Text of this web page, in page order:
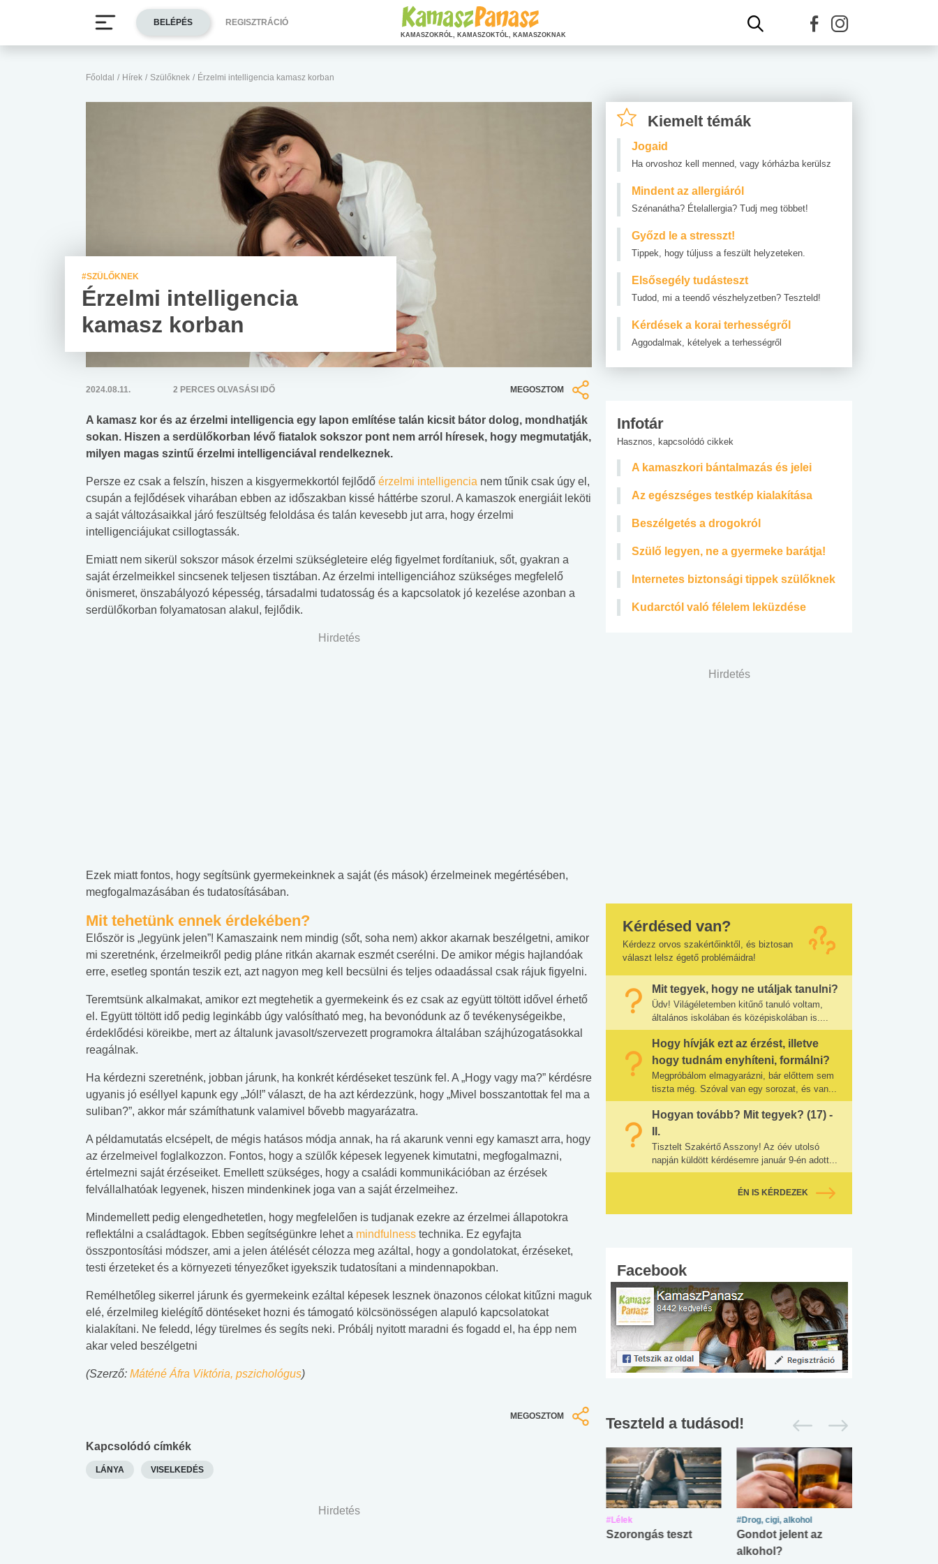
Főoldal / Hírek / Szülőknek / Érzelmi intelligencia kamasz korban
#SZÜLŐKNEK
Érzelmi intelligencia
kamasz korban
2024.08.11. 2 PERCES OLVASÁSI IDŐ MEGOSZTOM
A kamasz kor és az érzelmi intelligencia egy lapon említése talán kicsit bátor dolog, mondhatják
sokan. Hiszen a serdülőkorban lévő fiatalok sokszor pont nem arról híresek, hogy megmutatják,
milyen magas szintű érzelmi intelligenciával rendelkeznek.
Persze ez csak a felszín, hiszen a kisgyermekkortól fejlődő érzelmi intelligencia nem tűnik csak úgy el,
csupán a fejlődések viharában ebben az időszakban kissé háttérbe szorul. A kamaszok energiáit leköti
a saját változásaikkal járó feszültség feloldása és talán kevesebb jut arra, hogy érzelmi
intelligenciájukat csillogtassák.
Emiatt nem sikerül sokszor mások érzelmi szükségleteire elég figyelmet fordítaniuk, sőt, gyakran a
saját érzelmeikkel sincsenek teljesen tisztában. Az érzelmi intelligenciához szükséges megfelelő
önismeret, önszabályozó képesség, társadalmi tudatosság és a kapcsolatok jó kezelése azonban a
serdülőkorban folyamatosan alakul, fejlődik.
Hirdetés
Ezek miatt fontos, hogy segítsünk gyermekeinknek a saját (és mások) érzelmeinek megértésében,
megfogalmazásában és tudatosításában.
Mit tehetünk ennek érdekében?
Először is „legyünk jelen”! Kamaszaink nem mindig (sőt, soha nem) akkor akarnak beszélgetni, amikor
mi szeretnénk, érzelmeikről pedig pláne ritkán akarnak eszmét cserélni. De amikor mégis hajlandóak
erre, esetleg spontán teszik ezt, azt nagyon meg kell becsülni és teljes odaadással csak rájuk figyelni.
Teremtsünk alkalmakat, amikor ezt megtehetik a gyermekeink és ez csak az együtt töltött idővel érhető
el. Együtt töltött idő pedig leginkább úgy valósítható meg, ha bevonódunk az ő tevékenységeikbe,
érdeklődési köreikbe, mert az általunk javasolt/szervezett programokra általában szájhúzogatásokkal
reagálnak.
Ha kérdezni szeretnénk, jobban járunk, ha konkrét kérdéseket teszünk fel. A „Hogy vagy ma?” kérdésre
ugyanis jó eséllyel kapunk egy „Jól!” választ, de ha azt kérdezzünk, hogy „Mivel bosszantottak fel ma a
suliban?”, akkor már számíthatunk valamivel bővebb magyarázatra.
A példamutatás elcsépelt, de mégis hatásos módja annak, ha rá akarunk venni egy kamaszt arra, hogy
az érzelmeivel foglalkozzon. Fontos, hogy a szülők képesek legyenek kimutatni, megfogalmazni,
értelmezni saját érzéseiket. Emellett szükséges, hogy a családi kommunikációban az érzések
felvállalhatóak legyenek, hiszen mindenkinek joga van a saját érzelmeihez.
Mindemellett pedig elengedhetetlen, hogy megfelelően is tudjanak ezekre az érzelmei állapotokra
reflektálni a családtagok. Ebben segítségünkre lehet a mindfulness technika. Ez egyfajta
összpontosítási módszer, ami a jelen átélését célozza meg azáltal, hogy a gondolatokat, érzéseket,
testi érzeteket és a környezeti tényezőket igyekszik tudatosítani a mindennapokban.
Remélhetőleg sikerrel járunk és gyermekeink ezáltal képesek lesznek önazonos célokat kitűzni maguk
elé, érzelmileg kielégítő döntéseket hozni és támogató kölcsönösségen alapuló kapcsolatokat
kialakítani. Ne feledd, légy türelmes és segíts neki. Próbálj nyitott maradni és fogadd el, ha épp nem
akar veled beszélgetni
(Szerző: Máténé Áfra Viktória, pszichológus)
MEGOSZTOM
Kapcsolódó címkék
LÁNYA VISELKEDÉS
Hirdetés
Kiemelt témák
Jogaid
Ha orvoshoz kell menned, vagy kórházba kerülsz
Mindent az allergiáról
Szénanátha? Ételallergia? Tudj meg többet!
Győzd le a stresszt!
Tippek, hogy túljuss a feszült helyzeteken.
Elsősegély tudásteszt
Tudod, mi a teendő vészhelyzetben? Teszteld!
Kérdések a korai terhességről
Aggodalmak, kételyek a terhességről
Infotár
Hasznos, kapcsolódó cikkek
A kamaszkori bántalmazás és jelei
Az egészséges testkép kialakítása
Beszélgetés a drogokról
Szülő legyen, ne a gyermeke barátja!
Internetes biztonsági tippek szülőknek
Kudarctól való félelem leküzdése
Hirdetés
Kérdésed van?
Kérdezz orvos szakértőinktől, és biztosan
választ lelsz égető problémáidra!
Mit tegyek, hogy ne utáljak tanulni?
Üdv! Világéletemben kitűnő tanuló voltam,
általános iskolában és középiskolában is....
Hogy hívják ezt az érzést, illetve
hogy tudnám enyhíteni, formálni?
Megpróbálom elmagyarázni, bár előttem sem
tiszta még. Szóval van egy sorozat, és van...
Hogyan tovább? Mit tegyek? (17) -
II.
Tisztelt Szakértő Asszony! Az óév utolsó
napján küldött kérdésemre január 9-én adott...
ÉN IS KÉRDEZEK
Facebook
Teszteld a tudásod!
#Lélek
Szorongás teszt
#Drog, cigi, alkohol
Gondot jelent az
alkohol?
BELÉPÉS REGISZTRÁCIÓ
KAMASZOKRÓL, KAMASZOKTÓL, KAMASZOKNAK